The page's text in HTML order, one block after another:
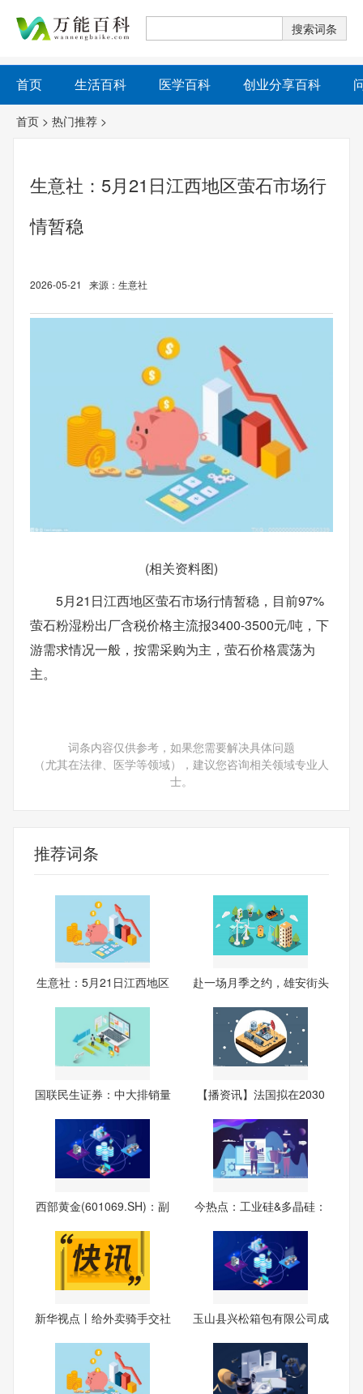
首页 生活百科 医学百科 创业分享百科
首页 > 热门推荐 >
生意社：5月21日江西地区萤石市场行
情暂稳
2026-05-21 来源：生意社
(相关资料图)
5月21日江西地区萤石市场行情暂稳，目前97%
萤石粉湿粉出厂含税价格主流报3400-3500元/吨，下
游需求情况一般，按需采购为主，萤石价格震荡为
主。
词条内容仅供参考，如果您需要解决具体问题
（尤其在法律、医学等领域），建议您咨询相关领域专业人
士。
推荐词条
生意社：5月21日江西地区
赴一场月季之约，雄安街头
国联民生证券：中大排销量
【播资讯】法国拟在2030
西部黄金(601069.SH)：副
今热点：工业硅&多晶硅：
新华视点丨给外卖骑手交社
玉山县兴松箱包有限公司成